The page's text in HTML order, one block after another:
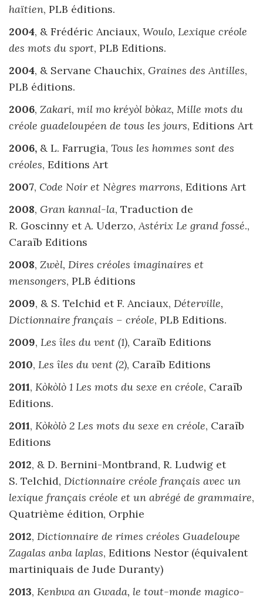
haïtien, PLB éditions.
2004, & Frédéric Anciaux, Woulo, Lexique créole
des mots du sport, PLB Editions.
2004, & Servane Chauchix, Graines des Antilles,
PLB éditions.
2006, Zakari, mil mo kréyòl bòkaz, Mille mots du
créole guadeloupéen de tous les jours, Editions Art
2006, & L. Farrugia, Tous les hommes sont des
créoles, Editions Art
2007, Code Noir et Nègres marrons, Editions Art
2008, Gran kannal-la, Traduction de
R. Goscinny et A. Uderzo,Astérix Le grand fossé.,
Caraïb Editions
2008, Zwèl, Dires créoles imaginaires et
mensongers, PLB éditions
2009, & S. Telchid et F. Anciaux, Déterville,
Dictionnaire français – créole, PLB Editions.
2009, Les îles du vent (1), Caraïb Editions
2010, Les îles du vent (2), Caraïb Editions
2011, Kòkòlò 1 Les mots du sexe en créole, Caraïb
Editions.
2011, Kòkòlò 2 Les mots du sexe en créole, Caraïb
Editions
2012, & D. Bernini-Montbrand, R. Ludwig et
S. Telchid, Dictionnaire créole français avec un
lexique français créole et un abrégé de grammaire,
Quatrième édition, Orphie
2012, Dictionnaire de rimes créoles Guadeloupe
Zagalas anba laplas, Editions Nestor (équivalent
martiniquais de Jude Duranty)
2013, Kenbwa an Gwada, le tout-monde magico-